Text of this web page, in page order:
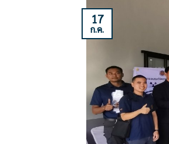
17
ก.ค.